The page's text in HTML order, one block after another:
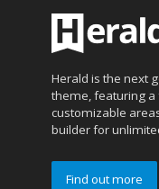
Herald is the next
theme, featuring a
customizable
builder for
Find out more